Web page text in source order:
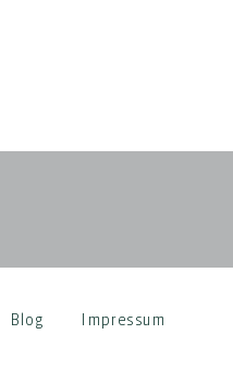
Blog Impressum